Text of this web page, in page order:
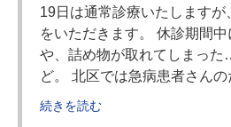
19日は通常診療いたします
をいただきます。 休診期間
や、詰め物が取れてしまっ
ど。 北区では急病患者さんの
続きを読む